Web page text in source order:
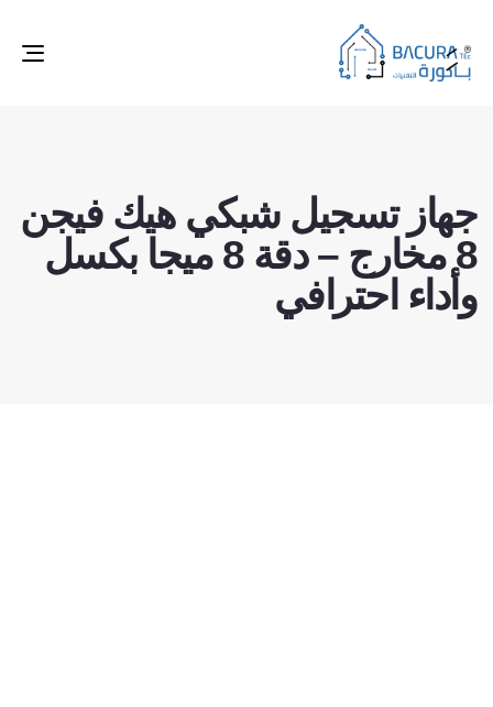
جهاز تسجيل شبكي هيك فيجن
8 مخارج – دقة 8 ميجا بكسل
وأداء احترافي